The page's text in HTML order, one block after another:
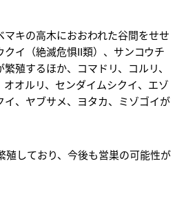
キの高木におおわれた谷間をせせ
イ（絶滅危惧II類）、サンコウチ
殖するほか、コマドリ、コルリ、
オルリ、センダイムシクイ、エゾ
イ、ヤブサメ、ヨタカ、ミゾゴイが
殖しており、今後も営巣の可能性が